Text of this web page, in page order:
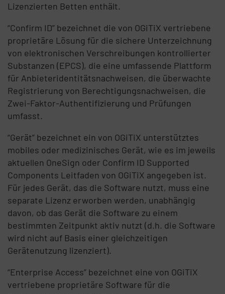
Lizenzierten Betten enthält.
“Confirm ID” bezeichnet die von OGiTiX vertriebene
proprietäre Lösung für die sichere Unterzeichnung
von elektronischen Verschreibungen kontrollierter
Substanzen (EPCS), die eine umfassende Plattform
für Anbieteridentitätsnachweisen, die überwachte
Registrierung von Berechtigungsnachweisen, die
Zwei-Faktor-Authentifizierung und Prüfungen
umfasst.
“Gerät” bezeichnet ein von OGiTiX unterstütztes
mobiles oder medizinisches Gerät, wie es im jeweils
aktuellen OneSign oder Confirm ID Supported
Components Leitfaden von OGiTiX angegeben ist.
Für jedes Gerät, das die Software nutzt, muss eine
separate Lizenz erworben werden, unabhängig
davon, ob das Gerät die Software zu einem
bestimmten Zeitpunkt aktiv nutzt (d.h. die Software
wird nicht auf Basis einer gleichzeitigen
Gerätenutzung lizenziert).
“Enterprise Access” bezeichnet eine von OGiTiX
vertriebene proprietäre Software für die